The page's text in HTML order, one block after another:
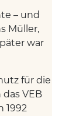
– und
Müller,
war
für die
VEB
1992